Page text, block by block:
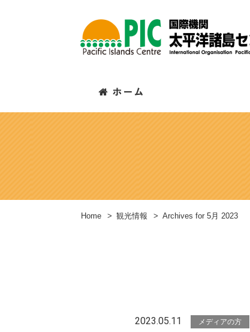
Home > 観光情報 > Archives for 5月 2023
2023.05.11 メディアの方